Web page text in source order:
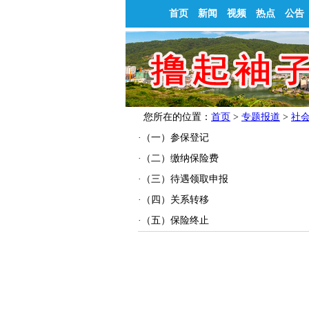
首页 新闻 视频 热点 公告
您所在的位置： 首页 > 专题报道 > 社
·
（一）参保登记
·
（二）缴纳保险费
·
（三）待遇领取申报
·
（四）关系转移
·
（五）保险终止